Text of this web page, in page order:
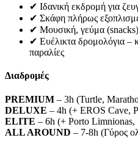
✔ Ιδανική εκδρομή για
✔ Σκάφη πλήρως
✔ Μουσική, γεύμα
✔ Ευέλικτα δρομολόγια –
παραλίες
Διαδρομές
PREMIUM – 3h (Turtle,
DELUXE – 4h (+ EROS Cave,
ELITE – 6h (+ Porto
ALL AROUND – 7-8h (Γύρος